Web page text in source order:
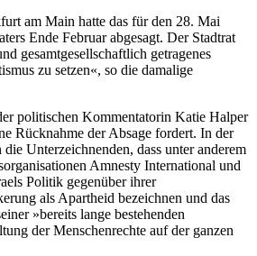
am Main hatte das für den 28. Mai
Ende Februar abgesagt. Der Stadtrat
gesamtgesellschaftlich getragenes
zu setzen«, so die damalige
politischen Kommentatorin Katie Halper
Rücknahme der Absage fordert. In der
Unterzeichnenden, dass unter anderem
Amnesty International und
Politik gegenüber ihrer
als Apartheid bezeichnen und das
»bereits lange bestehenden
der Menschenrechte auf der ganzen